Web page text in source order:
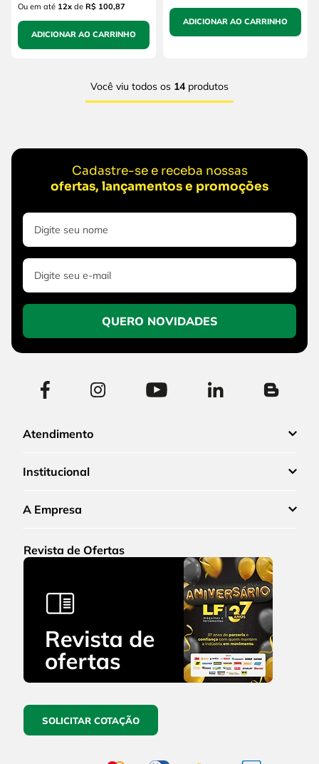
Ou em até 12xde R$ 100,87
ADICIONAR AO CARRINHO
ADICIONAR AO CARRINHO
Você viu todos os 14produtos
Cadastre-se e receba nossas
ofertas, lançamentos e promoções
QUERO NOVIDADES
Atendimento
Institucional
A Empresa
Revista de Ofertas
SOLICITAR COTAÇÃO